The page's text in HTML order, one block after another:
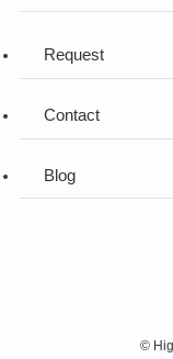
Request
Contact
Blog
©